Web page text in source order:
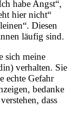
habe Angst“,
hier nicht“
Diesen
läufig sind.
sich meine
verhalten. Sie
echte Gefahr
bedanke
dass